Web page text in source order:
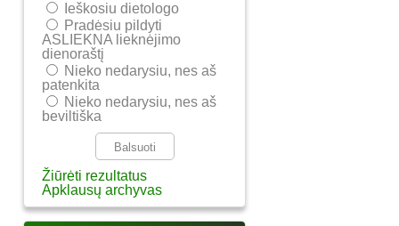
Ieškosiu dietologo
Pradėsiu pildyti
ASLIEKNA lieknėjimo
dienoraštį
Nieko nedarysiu, nes aš
patenkita
Nieko nedarysiu, nes aš
beviltiška
Žiūrėti rezultatus
Apklausų archyvas